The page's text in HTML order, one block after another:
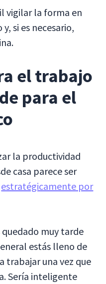
vigilar la forma en
si es necesario,
el trabajo
para el
la productividad
casa parece ser
estratégicamente por
quedado muy tarde
estás lleno de
trabajar una vez que
Sería inteligente